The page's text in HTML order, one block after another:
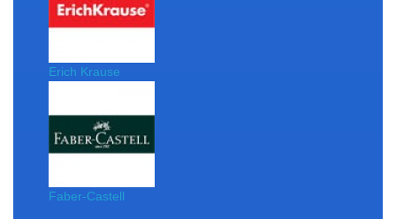
Erich Krause
Faber-Castell